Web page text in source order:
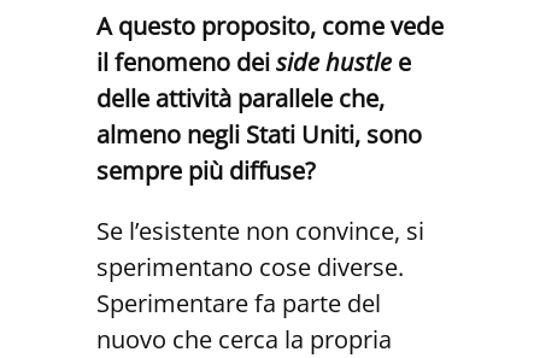
A questo proposito, come vede
il fenomeno deiside hustlee
delle attività parallele che,
almeno negli Stati Uniti, sono
sempre più diffuse?
Se l’esistente non convince, si
sperimentano cose diverse.
Sperimentare fa parte del
nuovo che cerca la propria